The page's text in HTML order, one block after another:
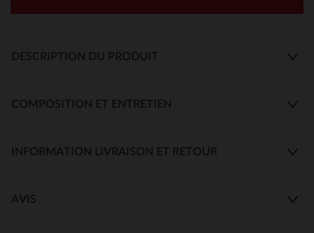
DESCRIPTION DU PRODUIT
COMPOSITION ET ENTRETIEN
INFORMATION LIVRAISON ET RETOUR
AVIS